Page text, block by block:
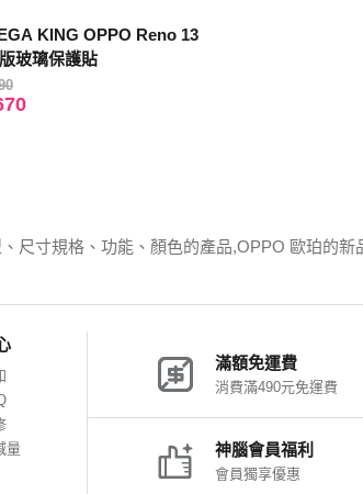
KING OPPO Reno 13
玻璃保護貼
尺寸規格、功能、顏色的產品,OPPO 歐珀的新
量
滿額免運費
消費滿490元免運費
神腦會員福利
會員獨享優惠